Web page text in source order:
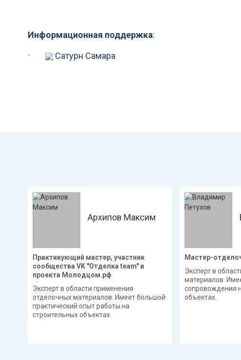
Информационная поддержка:
· Сатурн Самара
Архипов Максим
Практикующий мастер, участник
сообщества VK "Отделка team" и
проекта Молодцом.рф
Эксперт в области применения
отделочных материалов. Имеет большой
практический опыт работы на
строительных объектах.
Мастер-
Эксперт в
материалов.
сопровождения
объектах.